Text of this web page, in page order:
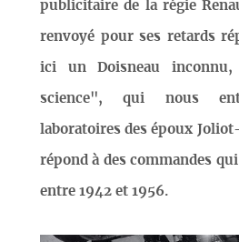
publicitaire de la régie
renvoyé pour ses retards
ici un Doisneau
science", qui nous
laboratoires des époux
répond à des commandes
entre 1942 et 1956.